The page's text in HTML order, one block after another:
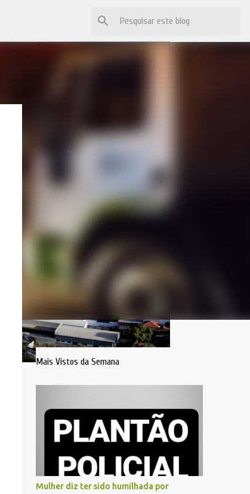
Mais Vistos da Semana
Mulher diz ter sido humilhada por